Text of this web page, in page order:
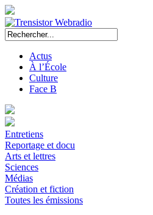
Actus
À l’École
Culture
Face B
Entretiens
Reportage et docu
Arts et lettres
Sciences
Médias
Création et fiction
Toutes les émissions